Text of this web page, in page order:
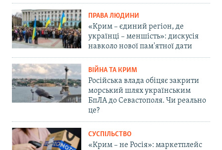
ПРАВА ЛЮДИНИ
«Крим – єдиний регіон, де
українці – меншість»: дискусія
навколо нової пам'ятної дати
ВІЙНА ТА КРИМ
Російська влада обіцяє закрити
морський шлях українським
БпЛА до Севастополя. Чи реально
це?
СУСПІЛЬСТВО
«Крим – не Росія»: маркетплейс